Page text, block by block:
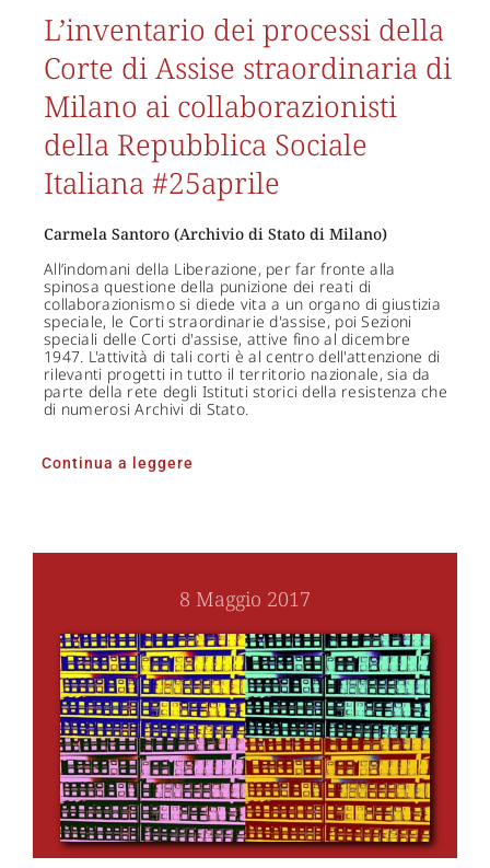
L’inventario dei processi della
Corte di Assise straordinaria di
Milano ai collaborazionisti
della Repubblica Sociale
Italiana #25aprile
Carmela Santoro (Archivio di Stato di Milano)
All’indomani della Liberazione, per far fronte alla
spinosa questione della punizione dei reati di
collaborazionismo si diede vita a un organo di giustizia
speciale, le Corti straordinarie d'assise, poi Sezioni
speciali delle Corti d'assise, attive fino al dicembre
1947. L'attività di tali corti è al centro dell'attenzione di
rilevanti progetti in tutto il territorio nazionale, sia da
parte della rete degli Istituti storici della resistenza che
di numerosi Archivi di Stato.
Continua a leggere
8 Maggio 2017